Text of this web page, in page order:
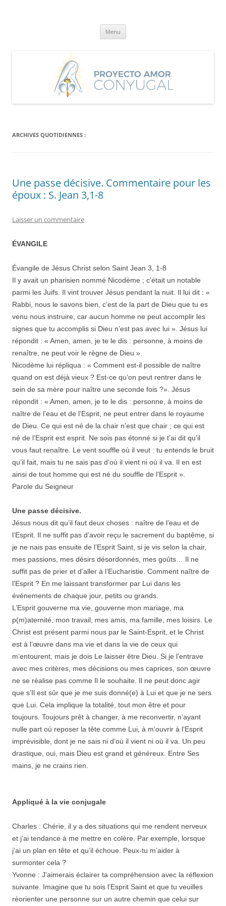
Menu
ARCHIVES QUOTIDIENNES :
Une passe décisive. Commentaire pour les
époux : S. Jean 3,1-8
Laisser un commentaire
ÉVANGILE
Évangile de Jésus Christ selon Saint Jean 3, 1-8
Il y avait un pharisien nommé Nicodème ; c’était un notable
parmi les Juifs. Il vint trouver Jésus pendant la nuit. Il lui dit : «
Rabbi, nous le savons bien, c’est de la part de Dieu que tu es
venu nous instruire, car aucun homme ne peut accomplir les
signes que tu accomplis si Dieu n’est pas avec lui ». Jésus lui
répondit : « Amen, amen, je te le dis : personne, à moins de
renaître, ne peut voir le règne de Dieu ».
Nicodème lui répliqua : « Comment est-il possible de naître
quand on est déjà vieux ? Est-ce qu’on peut rentrer dans le
sein de sa mère pour naître une seconde fois ?». Jésus
répondit : « Amen, amen, je te le dis : personne, à moins de
naître de l’eau et de l’Esprit, ne peut entrer dans le royaume
de Dieu. Ce qui est né de la chair n’est que chair ; ce qui est
né de l’Esprit est esprit. Ne sois pas étonné si je t’ai dit qu’il
vous faut renaître. Le vent souffle où il veut : tu entends le bruit
qu’il fait, mais tu ne sais pas d’où il vient ni où il va. Il en est
ainsi de tout homme qui est né du souffle de l’Esprit ».
Parole du Seigneur
Une passe décisive.
Jésus nous dit qu’il faut deux choses : naître de l’eau et de
l’Esprit. Il ne suffit pas d’avoir reçu le sacrement du baptême, si
je ne nais pas ensuite de l’Esprit Saint, si je vis selon la chair,
mes passions, mes désirs désordonnés, mes goûts… Il ne
suffit pas de prier et d’aller à l’Eucharistie. Comment naître de
l’Esprit ? En me laissant transformer par Lui dans les
événements de chaque jour, petits ou grands.
L’Esprit gouverne ma vie, gouverne mon mariage, ma
p(m)aternité, mon travail, mes amis, ma famille, mes loisirs. Le
Christ est présent parmi nous par le Saint-Esprit, et le Christ
est à l’œuvre dans ma vie et dans la vie de ceux qui
m’entourent, mais je dois Le laisser être Dieu. Si je l’entrave
avec mes critères, mes décisions ou mes caprices, son œuvre
ne se réalise pas comme Il le souhaite. Il ne peut donc agir
que s’Il est sûr que je me suis donné(e) à Lui et que je ne sers
que Lui. Cela implique la totalité, tout mon être et pour
toujours. Toujours prêt à changer, à me reconvertir, n’ayant
nulle part où reposer la tête comme Lui, à m’ouvrir à l’Esprit
imprévisible, dont je ne sais ni d’où il vient ni où il va. Un peu
drastique, oui, mais Dieu est grand et généreux. Entre Ses
mains, je ne crains rien.
Appliqué à la vie conjugale
Charles : Chérie, il y a des situations qui me rendent nerveux
et j’ai tendance à me mettre en colère. Par exemple, lorsque
j’ai un plan en tête et qu’il échoue. Peux-tu m’aider à
surmonter cela ?
Yvonne : J’aimerais éclairer ta compréhension avec la réflexion
suivante. Imagine que tu sois l’Esprit Saint et que tu veuilles
réorienter une personne sur un autre chemin que celui sur